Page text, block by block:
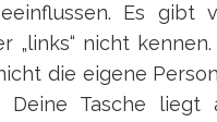
Es gibt
„links“ nicht
die eigene
Deine Tasche liegt